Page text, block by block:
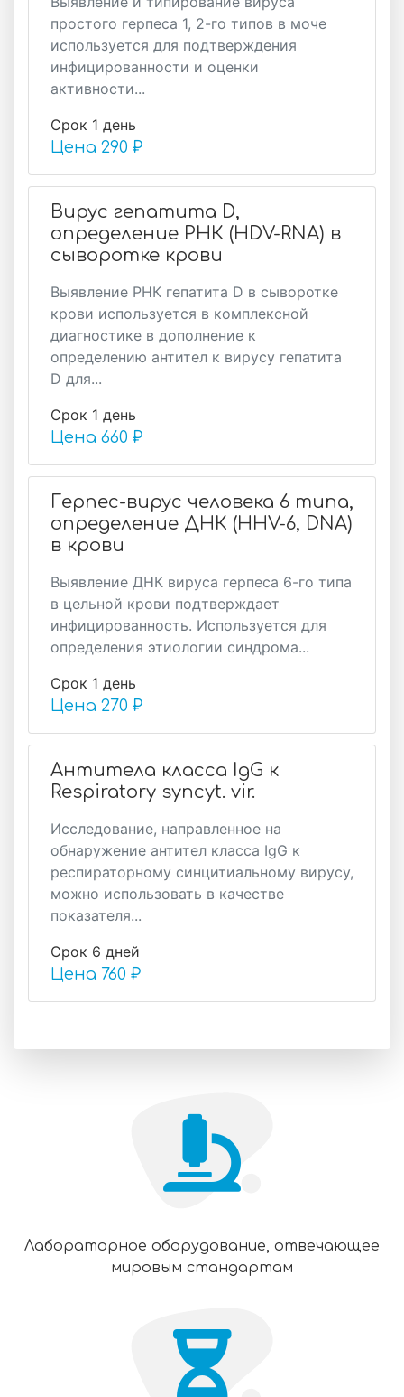
простого герпеса 1, 2-го типов в моче
используется для подтверждения
инфицированности и оценки
активности...
Срок 1 день
Цена 290 ₽
Вирус гепатита D,
определение РНК (HDV-RNA) в
сыворотке крови
Выявление РНК гепатита D в сыворотке
крови используется в комплексной
диагностике в дополнение к
определению антител к вирусу гепатита
D для...
Срок 1 день
Цена 660 ₽
Герпес-вирус человека 6 типа,
определение ДНК (HHV-6, DNA)
в крови
Выявление ДНК вируса герпеса 6-го типа
в цельной крови подтверждает
инфицированность. Используется для
определения этиологии синдрома...
Срок 1 день
Цена 270 ₽
Антитела класса IgG к
Respiratory syncyt. vir.
Исследование, направленное на
обнаружение антител класса IgG к
респираторному синцитиальному вирусу,
можно использовать в качестве
показателя...
Срок 6 дней
Цена 760 ₽
Лабораторное оборудование, отвечающее
мировым стандартам